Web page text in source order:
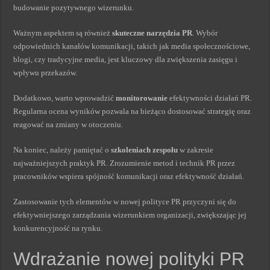
budowanie pozytywnego wizerunku.
Ważnym aspektem są równieżskuteczne narzędzia PR. Wybór
odpowiednich kanałów komunikacji, takich jak media społecznościowe,
blogi, czy tradycyjne media, jest kluczowy dla zwiększenia zasięgu i
wpływu przekazów.
Dodatkowo, warto wprowadzićmonitorowanie efektywności działań PR.
Regularna ocena wyników pozwala na bieżąco dostosować strategię oraz
reagować na zmiany w otoczeniu.
Na koniec, należy pamiętać oszkoleniach zespołu w zakresie
najważniejszych praktyk PR. Zrozumienie metod i technik PR przez
pracowników wspiera spójność komunikacji oraz efektywność działań.
Zastosowanie tych elementów w nowej polityce PR przyczyni się do
efektywniejszego zarządzania wizerunkiem organizacji, zwiększając jej
konkurencyjność na rynku.
Wdrażanie nowej polityki PR